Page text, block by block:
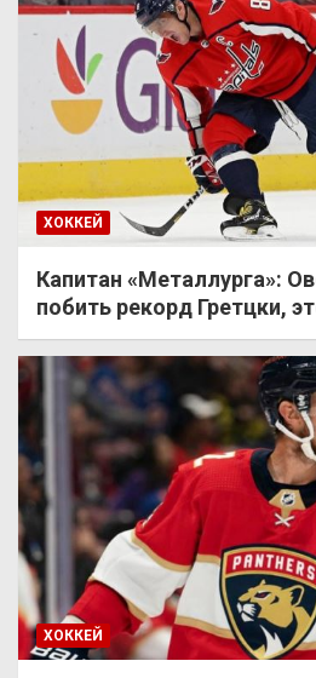
ХОККЕЙ
Капитан «Металлурга»:
побить рекорд Гретцки,
ХОККЕЙ